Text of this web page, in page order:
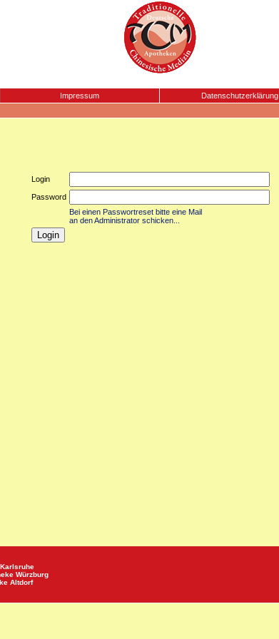
Impressum Datenschutzerklärung
Login
Password
Bei einen Passwortreset bitte eine Mail
an den Administrator schicken...
Karlsruhe
Würzburg
Altdorf